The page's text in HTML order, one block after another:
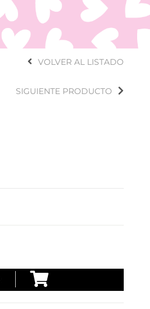
VOLVER AL LISTADO
SIGUIENTE PRODUCTO